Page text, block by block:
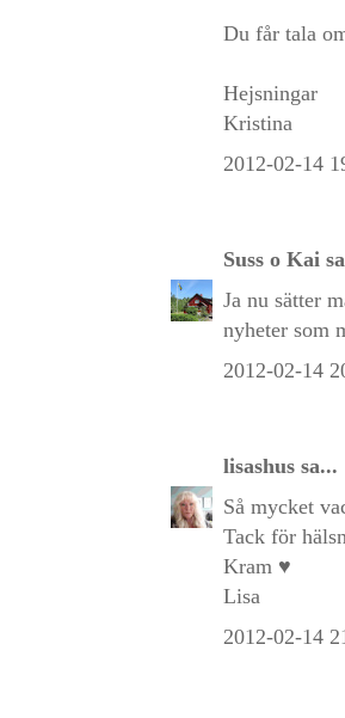
Du får tala
Hejsningar
Kristina
2012-02-14
Suss o Kai
Ja nu sätter
nyheter som
2012-02-14
lisashus sa...
Så mycket
Tack för
Kram ♥
Lisa
2012-02-14